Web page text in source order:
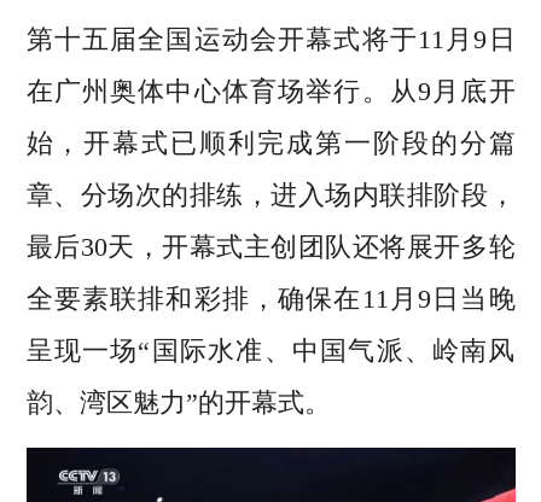
第十五届全国运动会开幕式将于11月9日
在广州奥体中心体育场举行。从9月底开
始，开幕式已顺利完成第一阶段的分篇
章、分场次的排练，进入场内联排阶段，
最后30天，开幕式主创团队还将展开多轮
全要素联排和彩排，确保在11月9日当晚
呈现一场“国际水准、中国气派、岭南风
韵、湾区魅力”的开幕式。